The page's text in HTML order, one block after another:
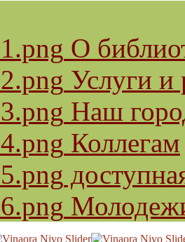
О
Услуги и
Наш
Коллегам